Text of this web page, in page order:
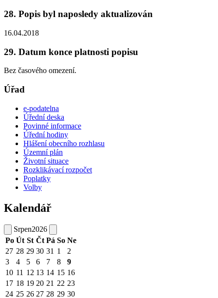
28. Popis byl naposledy aktualizován
16.04.2018
29. Datum konce platnosti popisu
Bez časového omezení.
Úřad
e-podatelna
Úřední deska
Povinné informace
Úřední hodiny
Hlášení obecního rozhlasu
Územní plán
Životní situace
Rozklikávací rozpočet
Poplatky
Volby
Kalendář
Srpen2026
Po Út St Čt Pá So Ne
27 28 29 30 31 1
2
3
4 5 6 7 8
9
10 11 12 13 14 15 16
17 18 19 20 21 22 23
24 25 26 27 28 29 30